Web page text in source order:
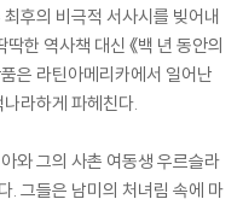
후의 비극적 서사시를 빚어내
한 역사책 대신 《백 년 동안의
은 라틴아메리카에서 일어난
라하게 파헤친다.
와 그의 사촌 여동생 우르슬라
. 그들은 남미의 처녀림 속에 마